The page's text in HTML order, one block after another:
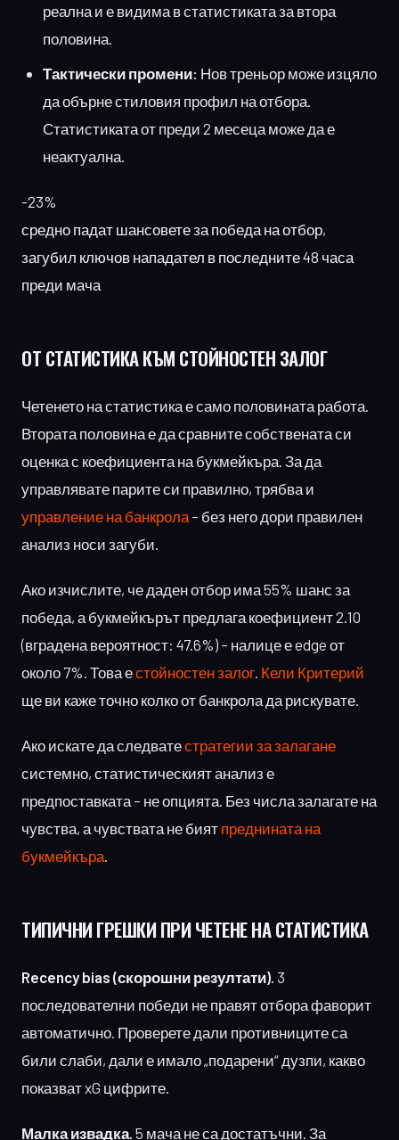
реална и е видима в статистиката за втора
половина.
Тактически промени: Нов треньор може изцяло
да обърне стиловия профил на отбора.
Статистиката от преди 2 месеца може да е
неактуална.
-23%
средно падат шансовете за победа на отбор,
загубил ключов нападател в последните 48 часа
преди мача
ОТ СТАТИСТИКАКЪМ СТОЙНОСТЕН ЗАЛОГ
Четенето на статистика е само половината работа.
Втората половина е да сравните собствената си
оценка с коефициента на букмейкъра. За да
управлявате парите си правилно, трябва и
управление на банкрола – без него дори правилен
анализ носи загуби.
Ако изчислите, че даден отбор има 55% шанс за
победа, а букмейкърът предлага коефициент 2.10
(вградена вероятност: 47.6%) – налице е edge от
около 7%. Това естойностен залог Кели Критерий
ще ви каже точно колко от банкрола да рискувате.
Ако искате да следватестратегии за залагане
системно, статистическият анализ е
предпоставката – не опцията. Без числа залагате на
чувства, а чувствата не бият преднината на
букмейкъра
ТИПИЧНИ ГРЕШКИПРИ ЧЕТЕНЕ НА СТАТИСТИКА
Recency bias (скорошни резултати). 3
последователни победи не правят отбора фаворит
автоматично. Проверете дали противниците са
били слаби, дали е имало „подарени“ дузпи, какво
показват xG цифрите.
Малка извадка. 5 мача не са достатъчни. За